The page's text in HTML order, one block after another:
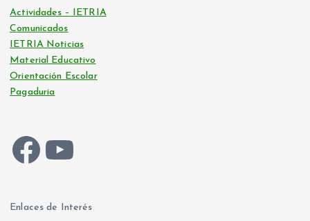
Actividades – IETRIA
Comunicados
IETRIA Noticias
Material Educativo
Orientación Escolar
Pagaduria
Facebook YouTube
Enlaces de Interés